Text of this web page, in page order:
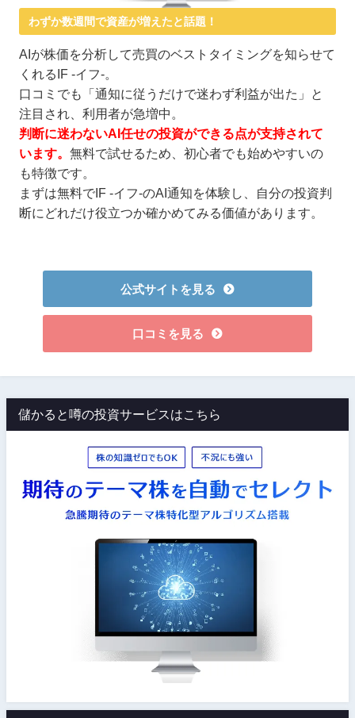
わずか数週間で資産が増えたと話題！
AIが株価を分析して売買のベストタイミングを知らせて
くれるIF -イフ-。
口コミでも「通知に従うだけで迷わず利益が出た」と
注目され、利用者が急増中。
判断に迷わないAI任せの投資ができる点が支持されて
います。無料で試せるため、初心者でも始めやすいの
も特徴です。
まずは無料でIF -イフ-のAI通知を体験し、自分の投資判
断にどれだけ役立つか確かめてみる価値があります。
公式サイトを見る
口コミを見る
儲かると噂の投資サービスはこちら